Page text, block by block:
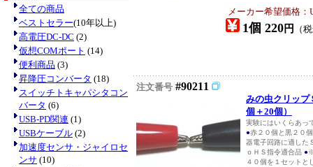
全ての商品
ベストセラー(10年以上)
高電圧DC-DC (2)
仮想COMポート (14)
便利商品 (3)
昇降圧コンバータ (18)
スイッチトキャパシタコン
バータ (6)
USB-PD関連 (1)
USBケーブル (2)
加速度センサ・ジャイロセ
ンサ (10)
メーカー希望価格：
1個 220円 （
注文番号 #90211
みの虫クリッ
個＋20個）
実験にはいくらあっ
●赤２０個と黒２０
器電子回路に適した
ｏＨＳ指令適合品 ●
４０個を１セットと